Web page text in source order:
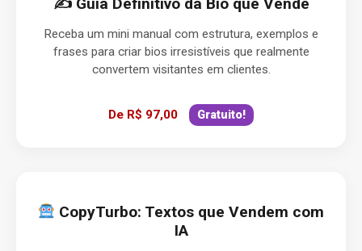
Receba um mini manual com estrutura, exemplos e
frases para criar bios irresistíveis que realmente
convertem visitantes em clientes.
De R$ 97,00 Gratuito!
CopyTurbo: Textos que Vendem com
IA